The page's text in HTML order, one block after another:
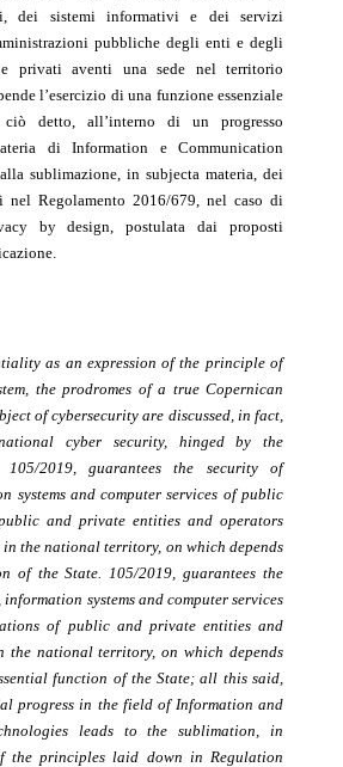
dei sistemi informativi e dei servizi
pubbliche degli enti e degli
privati aventi una sede nel territorio
l’esercizio di una funzione essenziale
detto, all’interno di un progresso
di Information e Communication
sublimazione, in subjecta materia, dei
nel Regolamento 2016/679, nel caso di
by design, postulata dai proposti
as an expression of the principle of
the prodromes of a true Copernican
of cybersecurity are discussed, in fact,
cyber security, hinged by the
105/2019, guarantees the security of
systems and computer services of public
and private entities and operators
the national territory, on which depends
of the State. 105/2019, guarantees the
systems and computer services
of public and private entities and
the national territory, on which depends
function of the State; all this said,
progress in the field of Information and
leads to the sublimation, in
the principles laid down in Regulation